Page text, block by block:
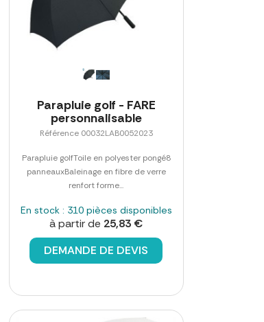
Parapluie golf - FARE
personnalisable
Référence 00032LAB0052023
Parapluie golfToile en polyester pongé8
panneauxBaleinage en fibre de verre
renfort forme...
En stock : 310 pièces disponibles
à partir de 25,83 €
DEMANDE DE DEVIS